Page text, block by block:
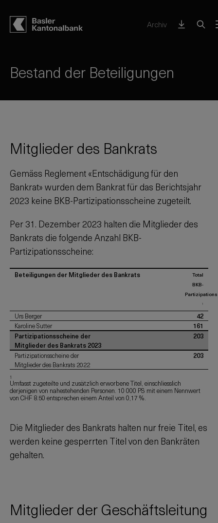
Archiv
Bestand der Beteiligungen
Mitglieder des Bankrats
Gemäss Reglement «Entschädigung für den
Bankrat» wurden dem Bankrat für das Berichtsjahr
2023 keine BKB-Partizipationsscheine zugeteilt.
Per31. Dezember 2023 halten die Mitglieder des
Bankrats die folgende Anzahl BKB-
Partizipationsscheine:
Beteiligungen der Mitglieder des Bankrats
Total
BKB-
1
Urs Berger
42
Karoline Sutter
161
Partizipationsscheine der
Mitglieder des Bankrats 2023
203
Partizipationsscheine der
Mitglieder des Bankrats 2022
203
1
Umfasst zugeteilte und zusätzlich erworbene Titel, einschliesslich
derjenigen von nahestehenden Personen. 10 000 PS mit einem Nennwert
von CHF 8.50 entsprechen einem Anteil von 0,17 %.
Die Mitglieder des Bankrats halten nur freie Titel, es
werden keine gesperrten Titel von den Bankräten
gehalten.
Mitglieder der Geschäftsleitung